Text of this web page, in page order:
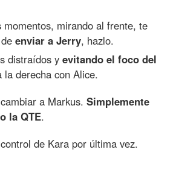
momentos, mirando al frente, te
deenviar a Jerry, hazlo.
distraídos yevitando el foco del
la derecha con Alice.
a Markus.Simplemente
la QTE.
de Kara por última vez.